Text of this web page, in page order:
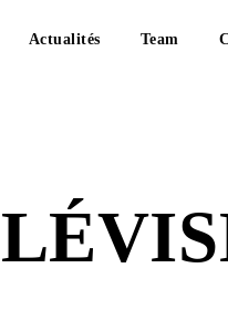
Actualités Team